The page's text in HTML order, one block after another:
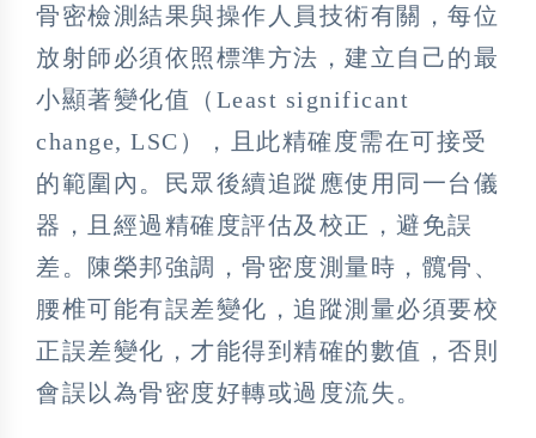
骨密檢測結果與操作人員技術有關，每位
放射師必須依照標準方法，建立自己的最
小顯著變化值（Least significant
change, LSC），且此精確度需在可接受
的範圍內。民眾後續追蹤應使用同一台儀
器，且經過精確度評估及校正，避免誤
差。陳榮邦強調，骨密度測量時，髖骨、
腰椎可能有誤差變化，追蹤測量必須要校
正誤差變化，才能得到精確的數值，否則
會誤以為骨密度好轉或過度流失。